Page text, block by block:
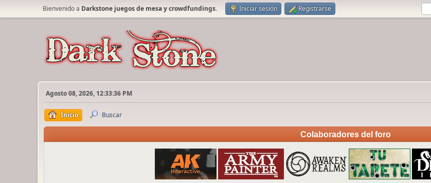
Bienvenido a Darkstone juegos de mesa y crowdfundings. Iniciar sesión Registrarse
Agosto 08, 2026, 12:33:36 PM
Inicio Buscar
Colaboradores del foro